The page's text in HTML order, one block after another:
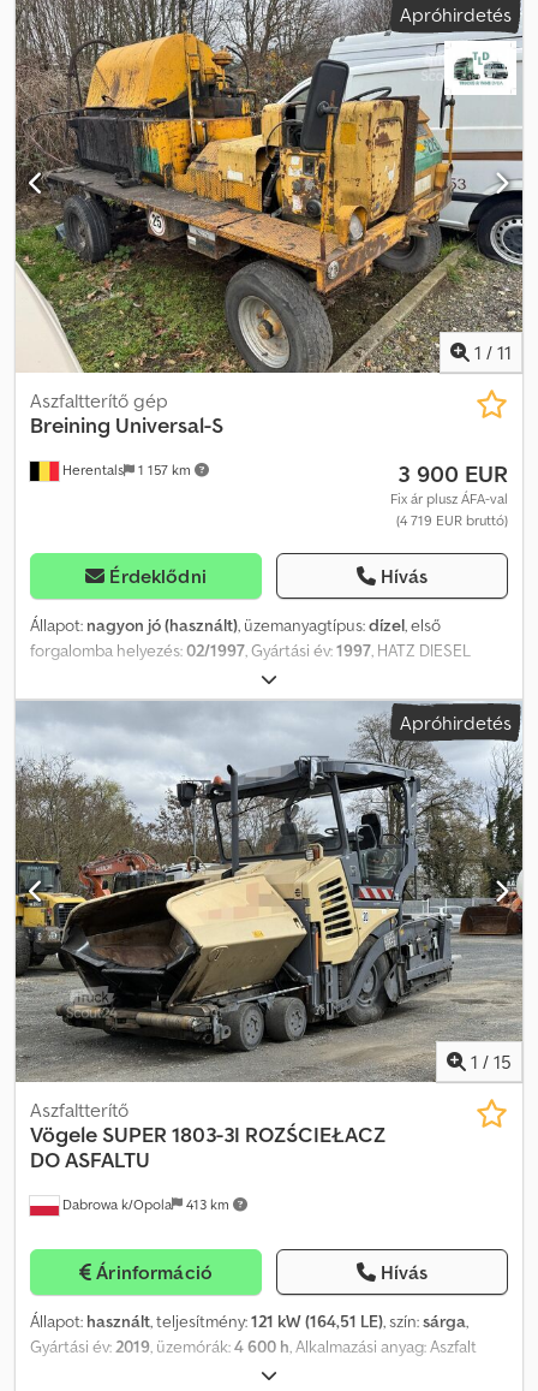
Válassza ki a kereskedői csomagotApróhirdetés
1 / 11
Herentals 1 157 km
Aszfaltterítő gép
Breining Universal-S
3 900 EUR
Fix ár plusz ÁFA-val
(4 719 EUR bruttó)
Érdeklődni Hívás
Állapot: nagyon jó (használt), üzemanyagtípus:dízel, első
forgalomba helyezés:02/1997, Gyártási év:1997, HATZ DIESEL
2L40CH 1200 literes tartály = További információk = Credpfsydfa
Aex Aiqjf Felhasználás célja: Építőipar Megengedett össztömeg
(zGG): 3.800 kg Műszaki állapot: nagyon jó Optikai állapot: nagyon
jó Gyártási szám: 12057 További információért keresse Thierry
Leemans-t.
Apróhirdetés
1 / 15
Dabrowa k/Opola 413 km
Aszfaltterítő
Vögele SUPER 1803-3I ROZŚCIEŁACZ
DO ASFALTU
Árinformáció Hívás
Állapot: használt, teljesítmény:121 kW (164,51 LE), szín:sárga,
Gyártási év:2019, üzemórák:4 600 h, Alkalmazási anyag: Aszfalt
Bruttó tömeg: 18.300 kg Csdpfx Aoyzn Avjiqorf